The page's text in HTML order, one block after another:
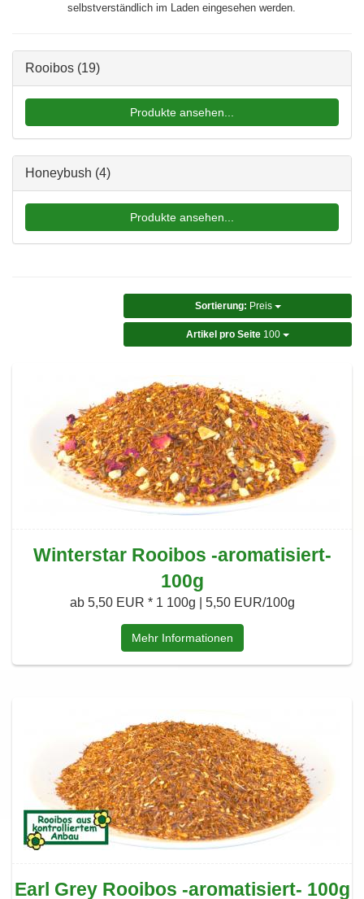
selbstverständlich im Laden eingesehen werden.
Rooibos (19)
Produkte ansehen...
Honeybush (4)
Produkte ansehen...
Sortierung: Preis
Artikel pro Seite 100
Winterstar Rooibos -aromatisiert-
100g
ab 5,50 EUR * 1 100g | 5,50 EUR/100g
Mehr Informationen
Earl Grey Rooibos -aromatisiert- 100g